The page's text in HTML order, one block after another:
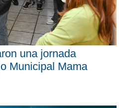
una jornada
Municipal Mama